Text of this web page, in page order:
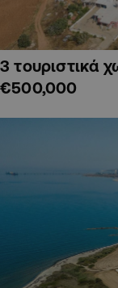
3 τουριστικά
€500,000